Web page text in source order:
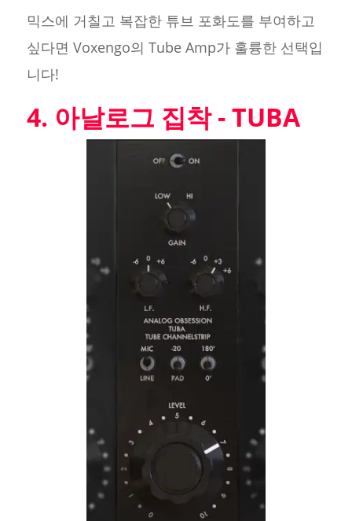
믹스에 거칠고 복잡한 튜브 포화도를 부여하고
싶다면 Voxengo의 Tube Amp가 훌륭한 선택입
니다!
4. 아날로그 집착 - TUBA